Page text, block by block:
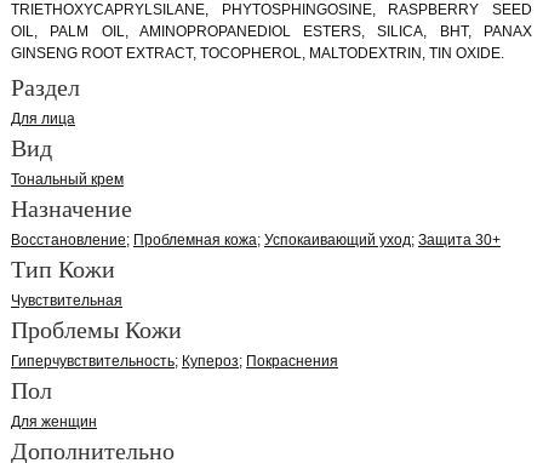
TRIETHOXYCAPRYLSILANE, PHYTOSPHINGOSINE, RASPBERRY SEED
OIL, PALM OIL, AMINOPROPANEDIOL ESTERS, SILICA, BHT, PANAX
GINSENG ROOT EXTRACT, TOCOPHEROL, MALTODEXTRIN, TIN OXIDE.
Раздел
Для лица
Вид
Тональный крем
Назначение
Восстановление Проблемная кожа Успокаивающий уход Защита 30+
Тип Кожи
Чувствительная
Проблемы Кожи
Гиперчувствительность Купероз Покраснения
Пол
Для женщин
Дополнительно